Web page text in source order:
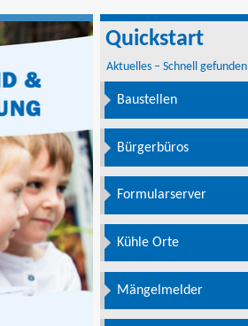
Quickstart
Aktuelles – Schnell gefunden
Baustellen
Bürgerbüros
Formularserver
Kühle Orte
Mängelmelder